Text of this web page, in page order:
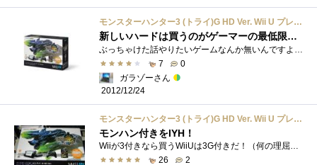
モンスターハンター3 (トライ)G HD Ver. Wii U プレミアムセット (WUP-S-KAFD)
新しいハードは買うのがゲーマーの最低限の義務
ぶっちゃけた話やりたいゲームなんか無いんですよ。モンハンも３ＤＳでいいわけですからね。しかしまあ、新しいハードが出たというのであれ�...
7
0
ガラゾーさん
2012/12/24
モンスターハンター3 (トライ)G HD Ver. Wii U プレミアムセット (WUP-S-KAFD)
モンハン付きをIYH！
Wiiが3付きなら買うWiiUは3G付きだ！（何の理屈だ）と、いう訳でモンハン3G同梱版のWiiUです。ツタヤオンラインで購入出来たのでTポイントもゲッツ...
26
2